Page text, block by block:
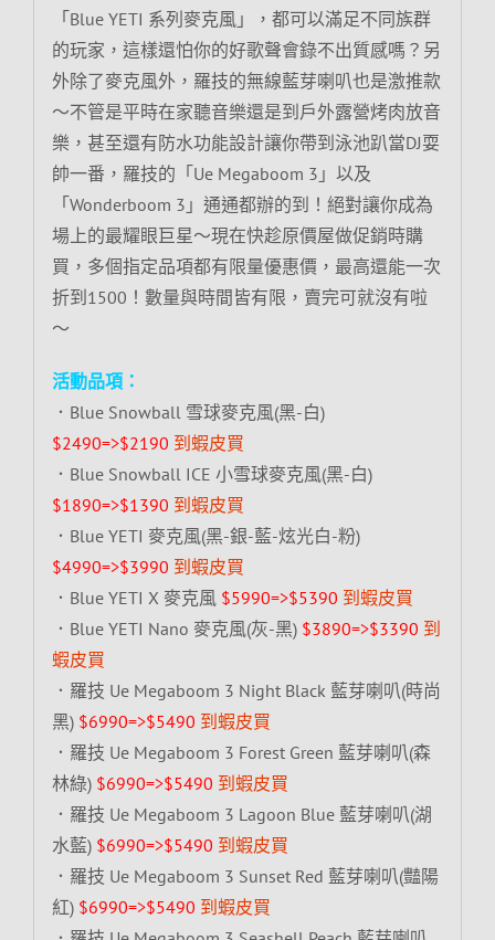
「Blue YETI 系列麥克風」，都可以滿足不同族群
的玩家，這樣還怕你的好歌聲會錄不出質感嗎？另
外除了麥克風外，羅技的無線藍芽喇叭也是激推款
～不管是平時在家聽音樂還是到戶外露營烤肉放音
樂，甚至還有防水功能設計讓你帶到泳池趴當DJ耍
帥一番，羅技的「Ue Megaboom 3」以及
「Wonderboom 3」通通都辦的到！絕對讓你成為
場上的最耀眼巨星～現在快趁原價屋做促銷時購
買，多個指定品項都有限量優惠價，最高還能一次
折到1500！數量與時間皆有限，賣完可就沒有啦
～
活動品項：
．Blue Snowball 雪球麥克風(黑-白)
$2490=>$2190 到蝦皮買
．Blue Snowball ICE 小雪球麥克風(黑-白)
$1890=>$1390 到蝦皮買
．Blue YETI 麥克風(黑-銀-藍-炫光白-粉)
$4990=>$3990 到蝦皮買
．Blue YETI X 麥克風 $5990=>$5390 到蝦皮買
．Blue YETI Nano 麥克風(灰-黑) $3890=>$3390 到
蝦皮買
．羅技 Ue Megaboom 3 Night Black 藍芽喇叭(時尚
黑) $6990=>$5490 到蝦皮買
．羅技 Ue Megaboom 3 Forest Green 藍芽喇叭(森
林綠) $6990=>$5490 到蝦皮買
．羅技 Ue Megaboom 3 Lagoon Blue 藍芽喇叭(湖
水藍) $6990=>$5490 到蝦皮買
．羅技 Ue Megaboom 3 Sunset Red 藍芽喇叭(豔陽
紅) $6990=>$5490 到蝦皮買